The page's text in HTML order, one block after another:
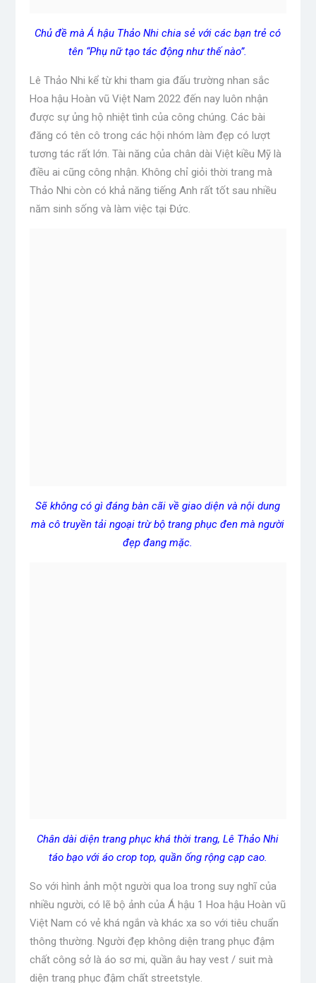
Chủ đề mà Á hậu Thảo Nhi chia sẻ với các bạn trẻ có
tên “Phụ nữ tạo tác động như thế nào”.
Lê Thảo Nhi kể từ khi tham gia đấu trường nhan sắc
Hoa hậu Hoàn vũ Việt Nam 2022 đến nay luôn nhận
được sự ủng hộ nhiệt tình của công chúng. Các bài
đăng có tên cô trong các hội nhóm làm đẹp có lượt
tương tác rất lớn. Tài năng của chân dài Việt kiều Mỹ là
điều ai cũng công nhận. Không chỉ giỏi thời trang mà
Thảo Nhi còn có khả năng tiếng Anh rất tốt sau nhiều
năm sinh sống và làm việc tại Đức.
Sẽ không có gì đáng bàn cãi về giao diện và nội dung
mà cô truyền tải ngoại trừ bộ trang phục đen mà người
đẹp đang mặc.
Chân dài diện trang phục khá thời trang, Lê Thảo Nhi
táo bạo với áo crop top, quần ống rộng cạp cao.
So với hình ảnh một người qua loa trong suy nghĩ của
nhiều người, có lẽ bộ ảnh của Á hậu 1 Hoa hậu Hoàn vũ
Việt Nam có vẻ khá ngắn và khác xa so với tiêu chuẩn
thông thường. Người đẹp không diện trang phục đậm
chất công sở là áo sơ mi, quần âu hay vest / suit mà
diện trang phục đậm chất streetstyle.